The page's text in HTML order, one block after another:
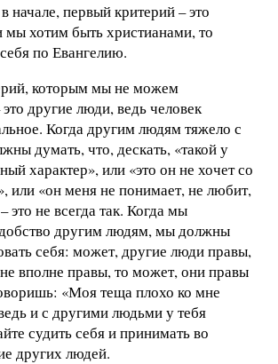
начале, первый критерий – это
мы хотим быть христианами, то
по Евангелию.
которым мы не можем
другие люди, ведь человек
Когда другим людям тяжело с
думать, что, дескать, «такой у
характер», или «это он не хочет со
или «он меня не понимает, не любит,
это не всегда так. Когда мы
другим людям, мы должны
себя: может, другие люди правы,
вполне правы, то может, они правы
«Моя теща плохо ко мне
и с другими людьми у тебя
судить себя и принимать во
других людей.